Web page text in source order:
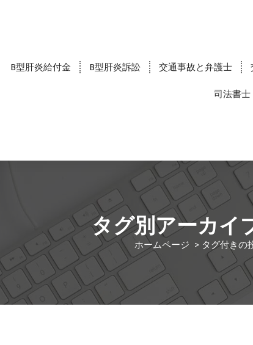
B型肝炎給付金 B型肝炎訴訟 交通事故と弁護士
司法書士
タグ別アーカイ
ホームページ > タグ付きの